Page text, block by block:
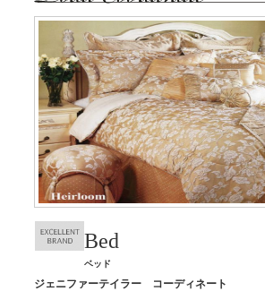
Bed
ベッド
ジェニファーテイラー コーディネート